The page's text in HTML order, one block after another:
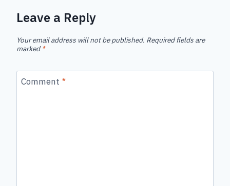
Leave a Reply
Your email address will not be published. Required fields are
marked*
Comment *